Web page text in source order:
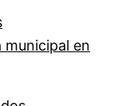
en